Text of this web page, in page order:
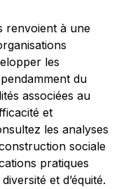
renvoient à une
les
du
associées au
et
les analyses
sociale
pratiques
et d’équité.